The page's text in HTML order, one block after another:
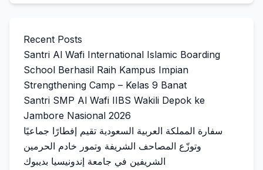
Recent Posts
Santri Al Wafi International Islamic Boarding
School Berhasil Raih Kampus Impian
Strengthening Camp – Kelas 9 Banat
Santri SMP Al Wafi IIBS Wakili Depok ke
Jambore Nasional 2026
سفارة المملكة العربية السعودية تقيم إفطارًا جماعيًا
وتوزّع المصاحف الشريفة وتمور خادم الحرمين
الشريفين في جامعة إندونيسيا بديبوك